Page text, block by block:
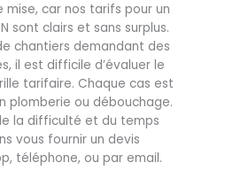
car nos tarifs pour un
sont clairs et sans surplus.
chantiers demandant des
il est difficile d’évaluer le
tarifaire. Chaque cas est
plomberie ou débouchage.
la difficulté et du temps
vous fournir un devis
téléphone, ou par email.